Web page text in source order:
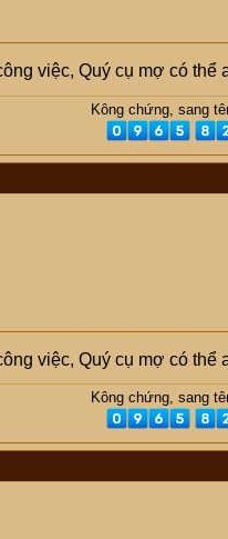
việc, Quý cụ mợ có thể
Kông chứng, sang
việc, Quý cụ mợ có thể
Kông chứng, sang